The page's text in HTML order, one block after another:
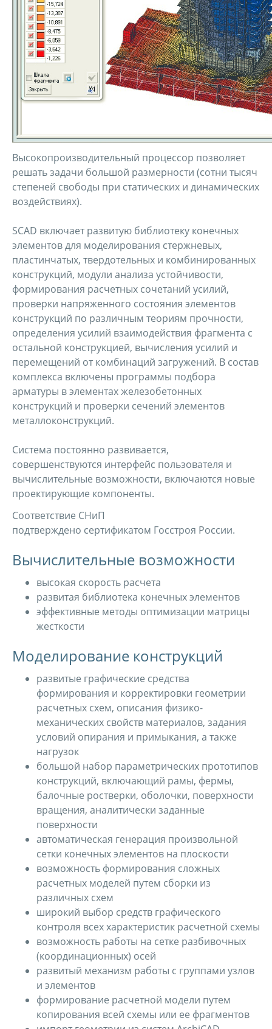
Высокопроизводительный процессор позволяет
решать задачи большой размерности (сотни тысяч
степеней свободы при статических и динамических
воздействиях).
SCAD включает развитую библиотеку конечных
элементов для моделирования стержневых,
пластинчатых, твердотельных и комбинированных
конструкций, модули анализа устойчивости,
формирования расчетных сочетаний усилий,
проверки напряженного состояния элементов
конструкций по различным теориям прочности,
определения усилий взаимодействия фрагмента с
остальной конструкцией, вычисления усилий и
перемещений от комбинаций загружений. В состав
комплекса включены программы подбора
арматуры в элементах железобетонных
конструкций и проверки сечений элементов
металлоконструкций.
Система постоянно развивается,
совершенствуются интерфейс пользователя и
вычислительные возможности, включаются новые
проектирующие компоненты.
Соответствие СНиП
подтверждено сертификатом Госстроя России.
Вычислительные возможности
высокая скорость расчета
развитая библиотека конечных элементов
эффективные методы оптимизации матрицы
жесткости
Моделирование конструкций
развитые графические средства
формирования и корректировки геометрии
расчетных схем, описания физико-
механических свойств материалов, задания
условий опирания и примыкания, а также
нагрузок
большой набор параметрических прототипов
конструкций, включающий рамы, фермы,
балочные ростверки, оболочки, поверхности
вращения, аналитически заданные
поверхности
автоматическая генерация произвольной
сетки конечных элементов на плоскости
возможность формирования сложных
расчетных моделей путем сборки из
различных схем
широкий выбор средств графического
контроля всех характеристик расчетной схемы
возможность работы на сетке разбивочных
(координационных) осей
развитый механизм работы с группами узлов
и элементов
формирование расчетной модели путем
копирования всей схемы или ее фрагментов